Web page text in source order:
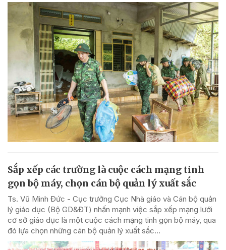
Sắp xếp các trường là cuộc cách mạng tinh
gọn bộ máy, chọn cán bộ quản lý xuất sắc
Ts. Vũ Minh Đức - Cục trưởng Cục Nhà giáo và Cán bộ quản
lý giáo dục (Bộ GD&ĐT) nhấn mạnh việc sắp xếp mạng lưới
cơ sở giáo dục là một cuộc cách mạng tinh gọn bộ máy, qua
đó lựa chọn những cán bộ quản lý xuất sắc...